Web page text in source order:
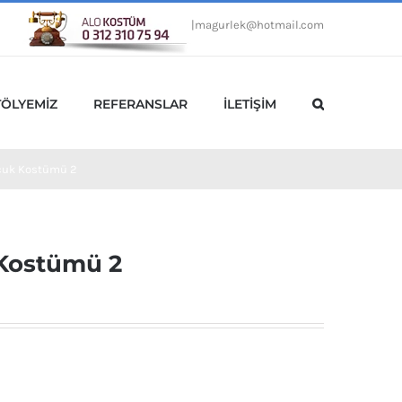
magurlek@hotmail.com
REFERANSLAR İLETİŞİM
2